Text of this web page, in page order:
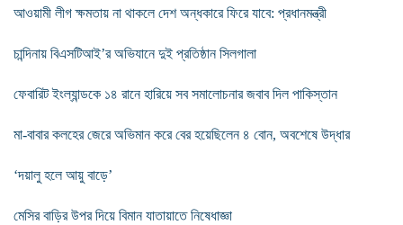
আওয়ামী লীগ ক্ষমতায় না থাকলে দেশ অন্ধকারে ফিরে যাবে: প্রধানমন্ত্রী
চান্দিনায় বিএসটিআই’র অভিযানে দুই প্রতিষ্ঠান সিলগালা
ফেবারিট ইংল্যান্ডকে ১৪ রানে হারিয়ে সব সমালোচনার জবাব দিল পাকিস্তান
মা-বাবার কলহের জেরে অভিমান করে বের হয়েছিলেন ৪ বোন, অবশেষে উদ্ধার
‘দয়ালু হলে আয়ু বাড়ে’
মেসির বাড়ির উপর দিয়ে বিমান যাতায়াতে নিষেধাজ্ঞা